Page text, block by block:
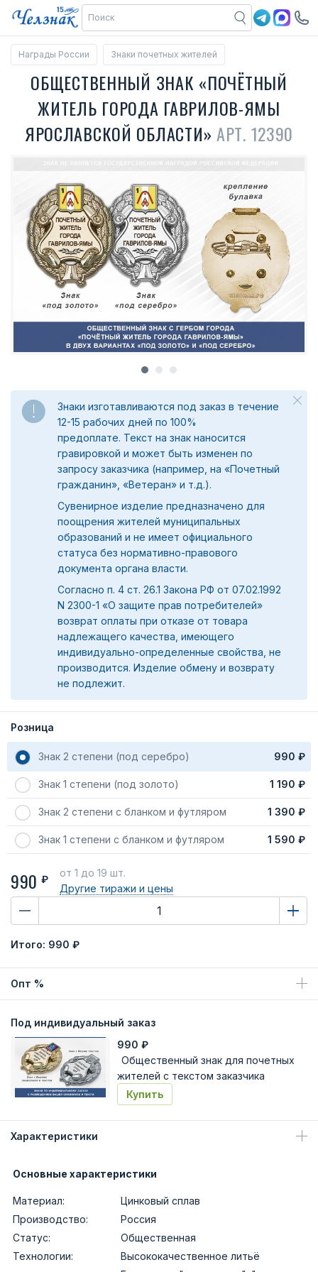
Награды России Знаки почетных жителей
ОБЩЕСТВЕННЫЙ ЗНАК «ПОЧЁТНЫЙ
ЖИТЕЛЬ ГОРОДА ГАВРИЛОВ-ЯМЫ
ЯРОСЛАВСКОЙ ОБЛАСТИ» АРТ. 12390
Знаки изготавливаются под заказ в течение
12-15 рабочих дней по 100%
предоплате. Текст на знак наносится
гравировкой и может быть изменен по
запросу заказчика (например, на «Почетный
гражданин», «Ветеран» и т.д.).
Сувенирное изделие предназначено для
поощрения жителей муниципальных
образований и не имеет официального
статуса без нормативно-правового
документа органа власти.
Согласно п. 4 ст. 26.1 Закона РФ от 07.02.1992
N 2300-1 «О защите прав потребителей»
возврат оплаты при отказе от товара
надлежащего качества, имеющего
индивидуально-определенные свойства, не
производится. Изделие обмену и возврату
не подлежит.
Розница
Знак 2 степени (под серебро) 990 ₽
Знак 1 степени (под золото) 1 190 ₽
Знак 2 степени с бланком и футляром 1 390 ₽
Знак 1 степени с бланком и футляром 1 590 ₽
990 ₽
от 1 до 19 шт.
Другие тиражии цены
Итого: 990 ₽
Опт %
Под индивидуальный заказ
990 ₽
Общественный знак для почетных
жителей с текстом заказчика
Купить
Характеристики
Основные характеристики
Материал:
Цинковый сплав
Производство:
Россия
Статус:
Общественная
Технологии:
Высококачественное литьё